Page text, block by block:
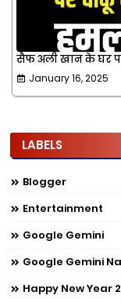
सैफ अली खान के घर
January 16, 2025
LABELS
Blogger
Entertainment
Google Gemini
Google Gemini
Happy New Year